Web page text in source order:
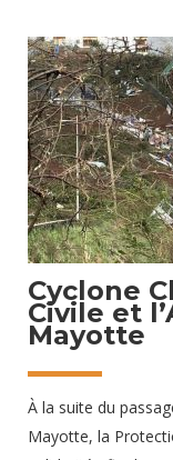
fête. À la clef, des
avec ressenti -9°C
particulièrement
Protection Civile de
soirée
8 janvier 2025
Cyclone
Civile et
Mayotte
À la suite du
Mayotte, la